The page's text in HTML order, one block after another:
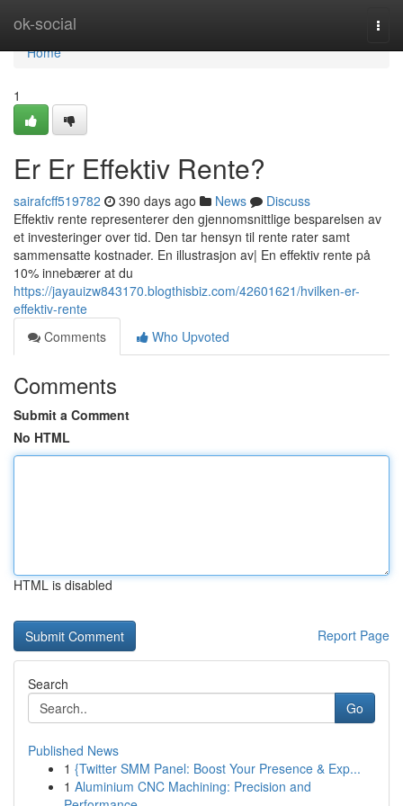
ok-social
Home
Home
1
Er Er Effektiv Rente?
sairafcff519782 390 days ago News
Discuss
Effektiv rente representerer den gjennomsnittlige besparelsen av
et investeringer over tid. Den tar hensyn til rente rater samt
sammensatte kostnader. En illustrasjon av| En effektiv rente på
10% innebærer at du
https://jayauizw843170.blogthisbiz.com/42601621/hvilken-er-
effektiv-rente
Comments
Who Upvoted
Comments
Submit a Comment
No HTML
HTML is disabled
Report Page
Search
Go
Published News
1 {Twitter SMM Panel: Boost Your Presence & Exp...
1 Aluminium CNC Machining: Precision and